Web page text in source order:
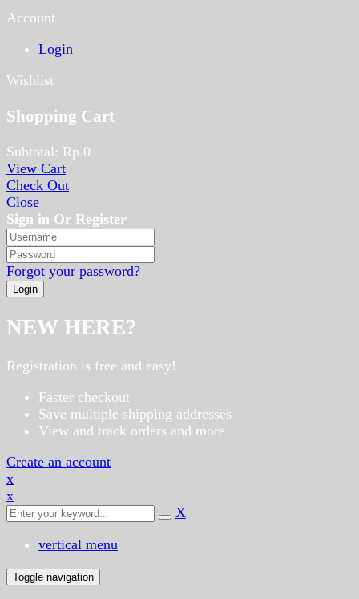
Account
Login
Wishlist
Shopping Cart
Subtotal: Rp 0
View Cart
Check Out
Close
Sign in Or Register
Forgot your password?
NEW HERE?
Registration is free and easy!
Faster checkout
Save multiple shipping addresses
View and track orders and more
Create an account
x
x
X
vertical menu
Toggle navigation